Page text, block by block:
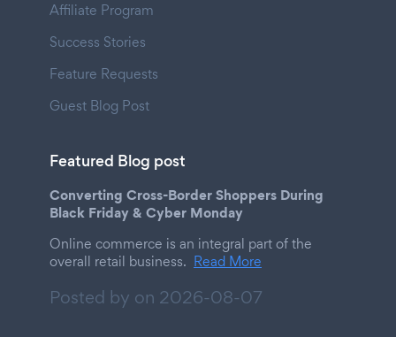
Affiliate Program
Success Stories
Feature Requests
Guest Blog Post
Featured Blog post
Converting Cross-Border Shoppers During
Black Friday & Cyber Monday
Online commerce is an integral part of the
overall retail business. Read More
Posted by on 2026-08-07